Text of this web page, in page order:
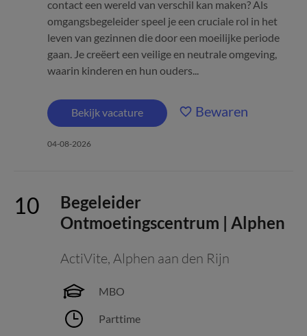
contact een wereld van verschil kan maken? Als
omgangsbegeleider speel je een cruciale rol in het
leven van gezinnen die door een moeilijke periode
gaan. Je creëert een veilige en neutrale omgeving,
waarin kinderen en hun ouders...
Bekijk vacature Bewaren
04-08-2026
Begeleider
Ontmoetingscentrum | Alphen
ActiVite, Alphen aan den Rijn
MBO
Parttime